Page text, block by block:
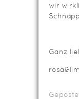
wir
Ganz